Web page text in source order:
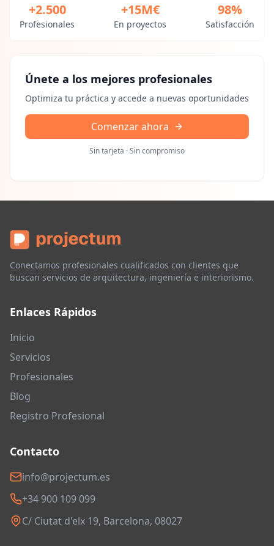
+2.500
Profesionales
+15M€
En proyectos
98%
Satisfacción
Únete a los mejores profesionales
Optimiza tu práctica y accede a nuevas oportunidades
Comenzar ahora
Sin tarjeta · Sin compromiso
Conectamos profesionales cualificados con clientes que
buscan servicios de arquitectura, ingeniería e interiorismo.
Enlaces Rápidos
Inicio
Servicios
Profesionales
Blog
Registro Profesional
Contacto
info@projectum.es
+34 900 109 099
C/ Ciutat d'elx 19, Barcelona, 08027